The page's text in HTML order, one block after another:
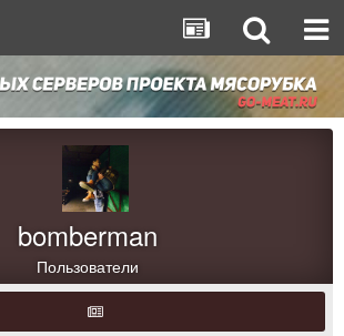
bomberman
Пользователи